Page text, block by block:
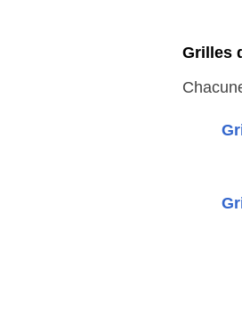
Grilles